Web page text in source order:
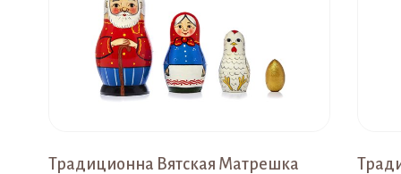
Традиционна Вятская Матрешка